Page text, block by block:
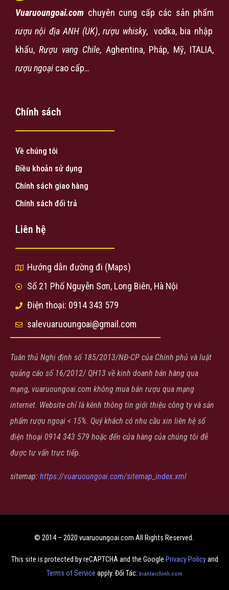
Vuaruoungoai.com chuyên cung cấp các sản phẩm
rượu nội địa ANH (UK),rượu whisky, vodka, bia nhập
khẩu,Rượu vang Chile, Aghentina, Pháp, Mỹ, ITALIA,
rượu ngoại cao cấp…
Chính sách
Về chúng tôi
Điều khoản sử dụng
Chính sách giao hàng
Chính sách đổi trả
Liên hệ
Hướng dẫn đường đi (Maps)
Số 21 Phố Nguyễn Sơn, Long Biên, Hà Nội
Điện thoại: 0914 343 579
salevuaruoungoai@gmail.com
Tuân thủ Nghị định số 185/2013/NĐ-CP của Chính phủ và luật
quảng cáo số 16/2012/ QH13 về kinh doanh bán hàng qua
mạng, vuaruoungoai.com không mua bán rượu qua mạng
internet. Website chỉ là kênh thông tin giới thiệu công ty và sản
phẩm rượu ngoại < 15%. Quý khách có nhu cầu xin liên hệ số
điện thoại 0914 343 579 hoặc đến cửa hàng của chúng tôi đễ
được tư vấn trực tiếp.
sitemap: https://vuaruoungoai.com/sitemap_index.xml
© 2014 – 2020 vuaruoungoai.com All Rights Reserved.
This site is protected by reCAPTCHA and the Google Privacy Policyand
Terms of Service apply. Đối Tác: biantaichinh.com